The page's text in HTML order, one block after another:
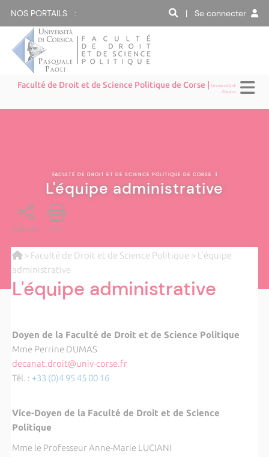
NOS PORTAILS : | Se connecter
Faculté de Droit et de Science Politique de Corse |Università di
Corsica
FACULTÉ DE DROIT ET DE SCIENCE POLITIQUE DE CORSE |
L'équipe administrative
PARTAGE PDF
> Faculté de Droit et de Science Politique > L'équipe
administrative
L'équipe administrative
Doyen de la Faculté de Droit et de Science Politique
Mme Perrine DUMAS
decanat.droit@univ-corse.fr
Tél. : +33 (0)4 95 45 00 16
Vice-Doyen de la Faculté de Droit et de Science
Politique
Mme le Professeur Anne-Marie LUCIANI